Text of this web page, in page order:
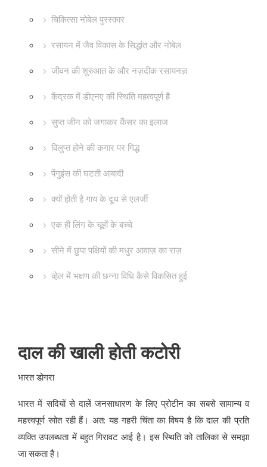
चिकित्सा नोबेल पुरस्कार
रसायन में जैव विकास के सिद्धांत और नोबेल
जीवन की शुरुआत के और नज़दीक रसायनज्ञ
केंद्रक में डीएनए की स्थिति महत्वपूर्ण है
सुप्त जीन को जगाकर कैंसर का इलाज
विलुप्त होने की कगार पर गिद्ध
पेंगुइंस की घटती आबादी
क्यों होती है गाय के दूध से एलर्जी
एक ही लिंग के चूहों के बच्चे
सीने में छुपा पक्षियों की मधुर आवाज़ का राज़
व्हेल में भक्षण की छन्ना विधि कैसे विकसित हुई
दाल की खाली होती कटोरी
भारत डोगरा
भारत में सदियों से दालें जनसाधारण के लिए प्रोटीन का सबसे सामान्य व
महत्त्वपूर्ण रुाोत रही हैं। अत: यह गहरी चिंता का विषय है कि दाल की प्रति
व्यक्ति उपलब्धता में बहुत गिरावट आई है। इस स्थिति को तालिका से समझा
जा सकता है।